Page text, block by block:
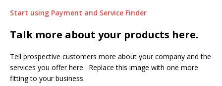
Start using Payment and Service Finder
Talk more about your products here.
Tell prospective customers more about your company and the
services you offer here. Replace this image with one more
fitting to your business.